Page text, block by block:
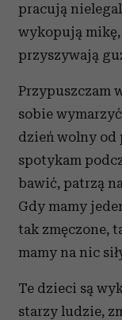
pracują
wykopują
przyszywają
Przypuszczam
sobie
dzień wolny od
spotykam
bawić, patrzą
Gdy mamy
tak zmęczone,
mamy na nic
Te dzieci są
starzy ludzie,